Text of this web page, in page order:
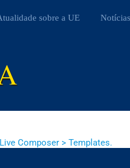
sobre a UE Notícias
Composer > Templates.